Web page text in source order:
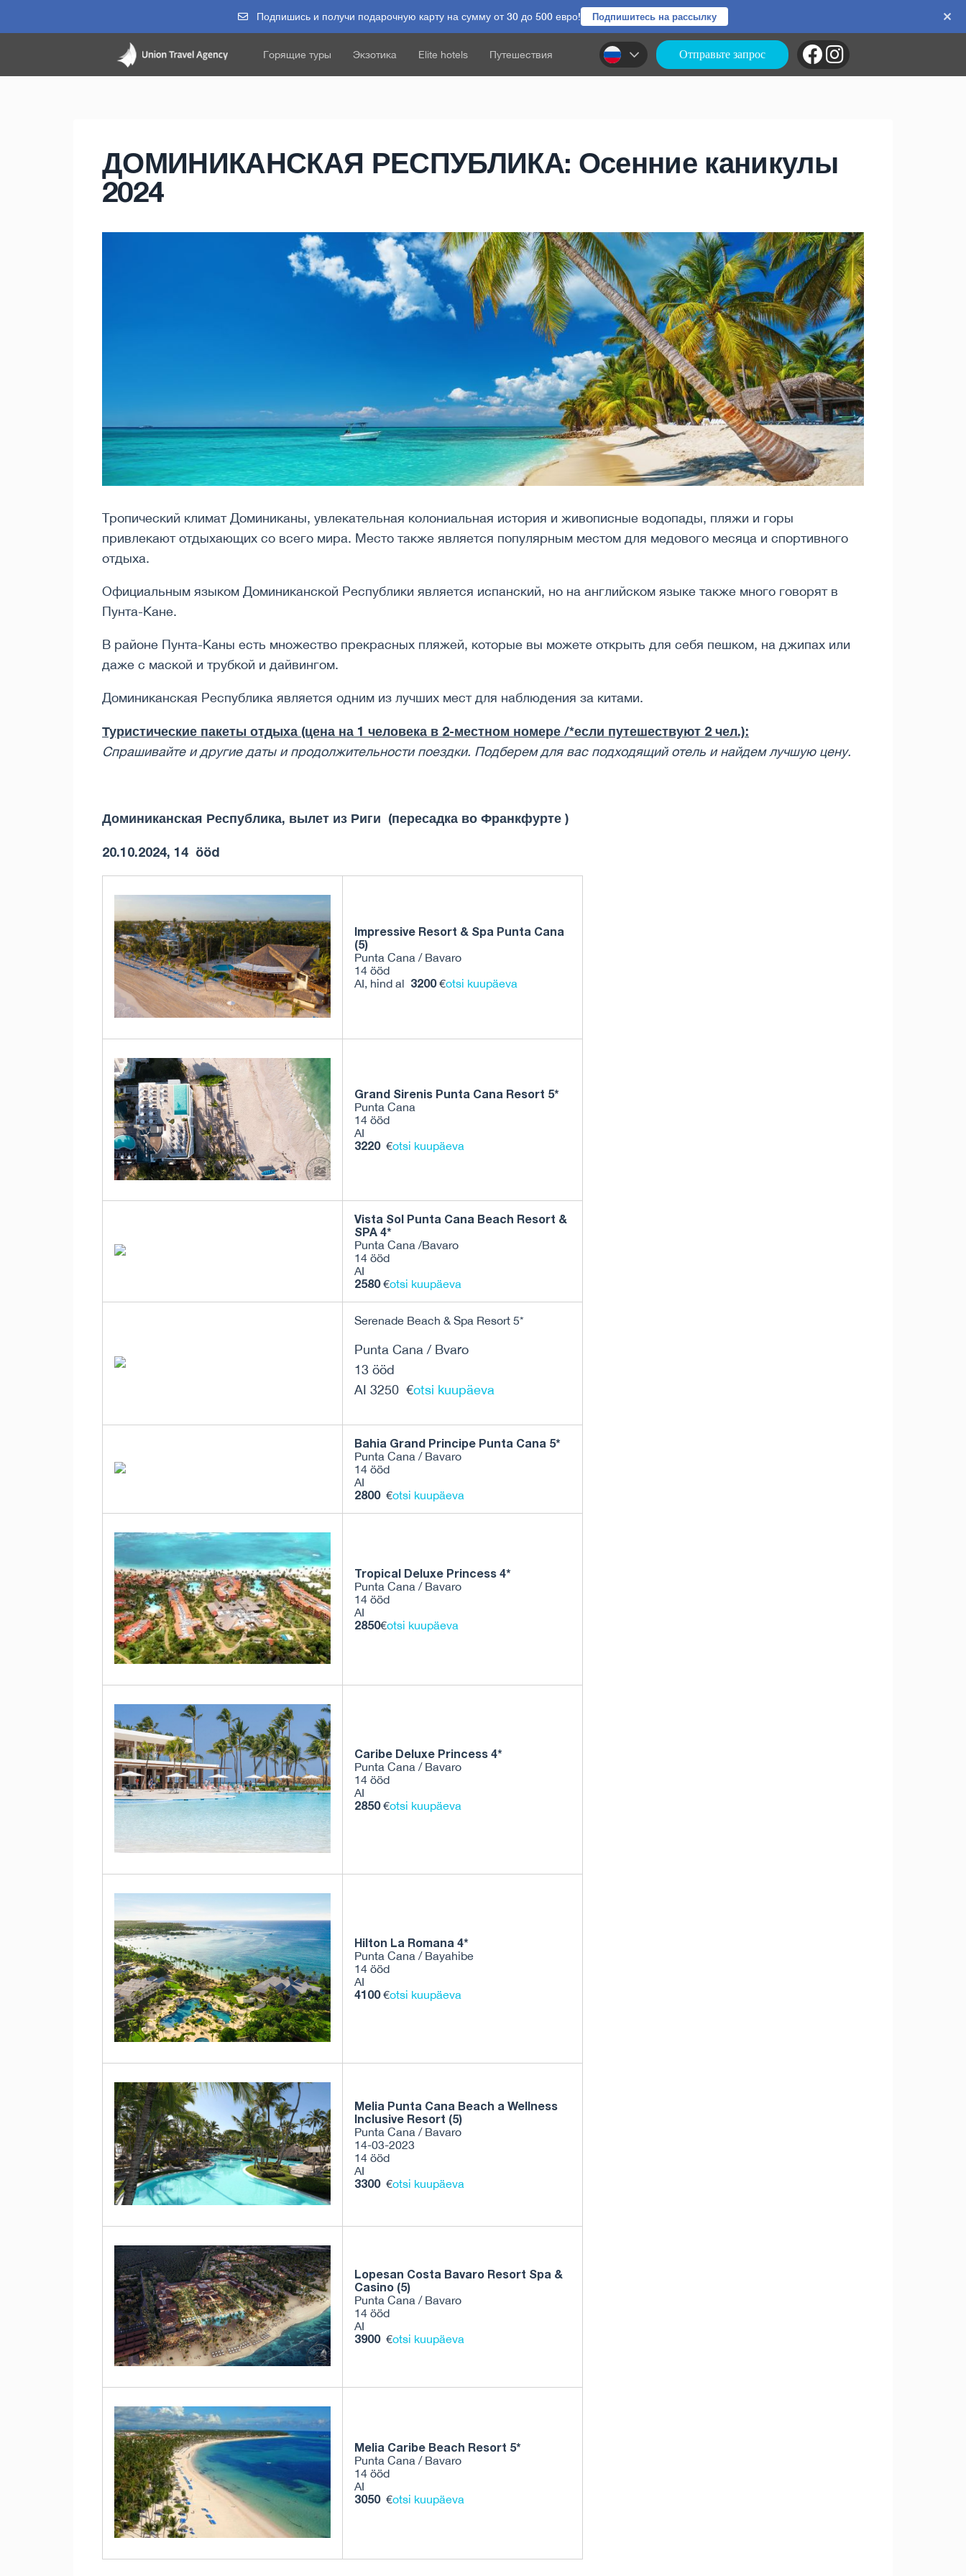
Подпишись и получи подарочную карту на сумму от 30 до 500 евро! Подпишитесь на рассылку
Горящие туры Экзотика Elite hotels Путешествия Отправьте запрос
ДОМИНИКАНСКАЯ РЕСПУБЛИКА: Осенние каникулы
2024
Тропический климат Доминиканы, увлекательная колониальная история и живописные водопады, пляжи и горы
привлекают отдыхающих со всего мира. Место также является популярным местом для медового месяца и спортивного
отдыха.
Официальным языком Доминиканской Республики является испанский, но на английском языке также много говорят в
Пунта-Кане.
В районе Пунта-Каны есть множество прекрасных пляжей, которые вы можете открыть для себя пешком, на джипах или
даже с маской и трубкой и дайвингом.
Доминиканская Республика является одним из лучших мест для наблюдения за китами.
Туристические пакеты отдыха (цена на 1 человека в 2-местном номере /*если путешествуют 2 чел.):
Спрашивайте и другие даты и ​​продолжительности поездки. Подберем для вас подходящий отель и найдем лучшую цену.
Доминиканская Республика, вылет из Риги (пересадка во Франкфурте )
20.10.2024, 14 ööd
Impressive Resort & Spa Punta Cana
(5)
Punta Cana / Bavaro
14 ööd
AI, hind al 3200€otsi kuupäeva
Grand Sirenis Punta Cana Resort 5*
Punta Cana
14 ööd
AI
3220 €otsi kuupäeva
Vista Sol Punta Cana Beach Resort &
SPA 4*
Punta Cana /Bavaro
14 ööd
AI
2580€otsi kuupäeva
Serenade Beach & Spa Resort 5*
Punta Cana / Bvaro
13 ööd
AI 3250 €otsi kuupäeva
Bahia Grand Principe Punta Cana 5*
Punta Cana / Bavaro
14 ööd
AI
2800 €otsi kuupäeva
Tropical Deluxe Princess 4*
Punta Cana / Bavaro
14 ööd
AI
2850€otsi kuupäeva
Caribe Deluxe Princess 4*
Punta Cana / Bavaro
14 ööd
AI
2850€otsi kuupäeva
Hilton La Romana 4*
Punta Cana / Bayahibe
14 ööd
AI
4100€otsi kuupäeva
Melia Punta Cana Beach a Wellness
Inclusive Resort (5)
Punta Cana / Bavaro
14-03-2023
14 ööd
AI
3300 €otsi kuupäeva
Lopesan Costa Bavaro Resort Spa &
Casino (5)
Punta Cana / Bavaro
14 ööd
AI
3900 €otsi kuupäeva
Melia Caribe Beach Resort 5*
Punta Cana / Bavaro
14 ööd
AI
3050 €otsi kuupäeva